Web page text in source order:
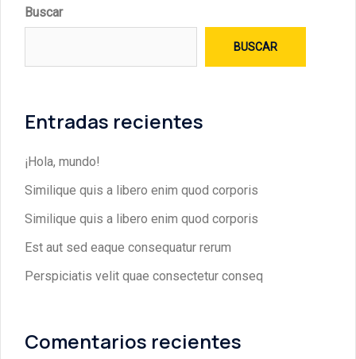
Buscar
BUSCAR
Entradas recientes
¡Hola, mundo!
Similique quis a libero enim quod corporis
Similique quis a libero enim quod corporis
Est aut sed eaque consequatur rerum
Perspiciatis velit quae consectetur conseq
Comentarios recientes